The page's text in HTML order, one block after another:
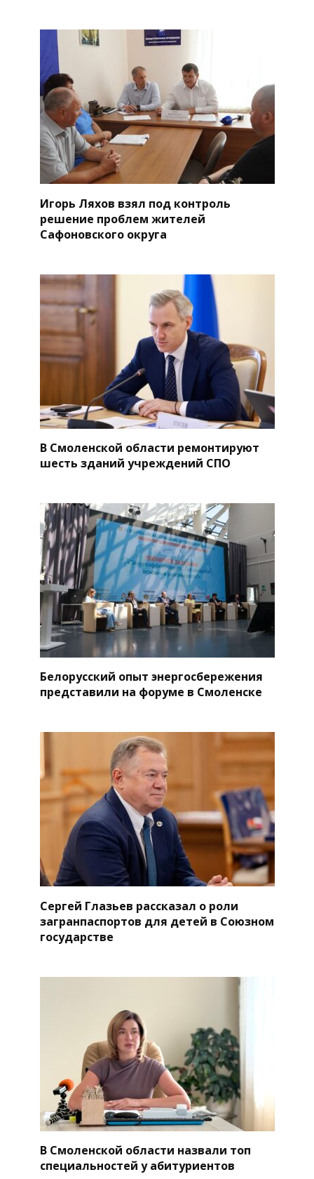
Игорь Ляхов взял под контроль
решение проблем жителей
Сафоновского округа
В Смоленской области ремонтируют
шесть зданий учреждений СПО
Белорусский опыт энергосбережения
представили на форуме в Смоленске
Сергей Глазьев рассказал о роли
загранпаспортов для детей в Союзном
государстве
В Смоленской области назвали топ
специальностей у абитуриентов